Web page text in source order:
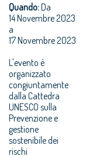
Quando:Da
14 Novembre 2023
a
17 Novembre 2023
L'evento è
organizzato
congiuntamente
dalla Cattedra
UNESCO sulla
Prevenzione e
gestione
sostenibile dei
rischi
disastri da frana.
L'obiettivo del
Forum è di
fornire una
piattaforma
comune per
favorire la
cooperazione tra
gli scienziati che